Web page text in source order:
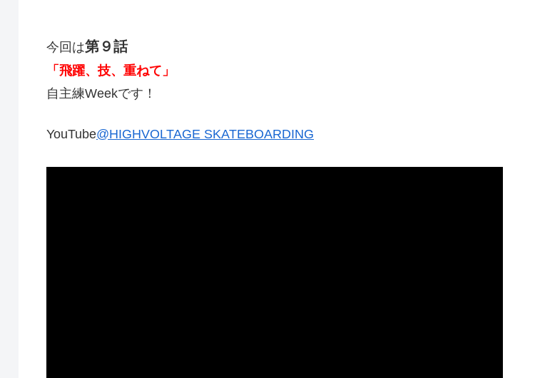
今回は第９話
「飛躍、技、重ねて」
自主練Weekです！
YouTube@HIGHVOLTAGE SKATEBOARDING